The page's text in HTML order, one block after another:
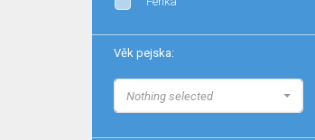
Věk pejska:
Nothing selected